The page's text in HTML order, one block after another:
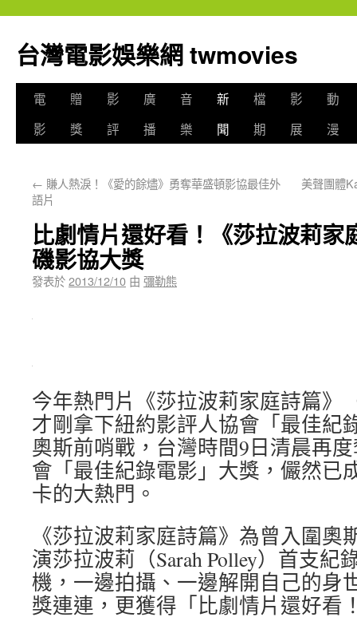
台灣電影娛樂網 twmovies
電
影
贈
獎
影
評
廣
播
音
樂
新
聞
檔
期
影
展
動
漫
← 賺人熱淚！《愛的餘燼》勇奪華盛頓影協最佳外
語片
美聲團體
比劇情片還好看！《莎拉波莉家
磯影協大獎
發表於2013/12/10 由 彌勒熊
今年熱門片《莎拉波莉家庭詩篇》
才剛拿下紐約影評人協會「最佳紀
奧斯前哨戰，台灣時間9日清晨再
會「最佳紀錄電影」大獎，儼然已
卡的大熱門。
《莎拉波莉家庭詩篇》為曾入圍奧
演莎拉波莉（Sarah Polley）首支紀
機，一邊拍攝、一邊解開自己的身
獎連連，更獲得「比劇情片還好看